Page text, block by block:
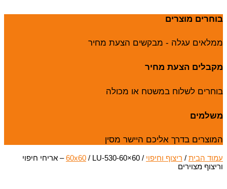
בוחרים מוצרים
ממלאים עגלה - מבקשים הצעת מחיר
מקבלים הצעת מחיר
בוחרים לשלוח במשטח או מכולה
משלמים
המוצרים בדרך אליכם היישר מסין
עמוד הבית / ריצוף וחיפוי /
60x60/ LU-530-60×60 – אריחי חיפוי
וריצוף מצוירים